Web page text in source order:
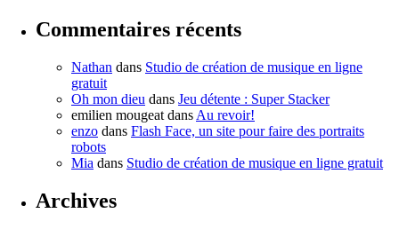
Commentaires récents
Nathan dans Studio de création de musique en ligne
gratuit
Oh mon dieu dans Jeu détente : Super Stacker
emilien mougeat dans Au revoir!
enzo dans Flash Face, un site pour faire des portraits
robots
Mia dans Studio de création de musique en ligne gratuit
Archives